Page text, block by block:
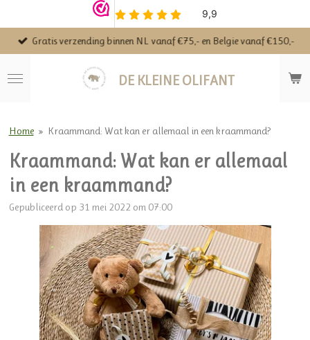
direct
naar
hoofdinhoud
DE KLEINE OLIFANT
Gratis verzending binnen NL vanaf €75,- en Belgie vanaf €150,-
Home » Kraammand: Wat kan er allemaal in een kraammand?
Kraammand: Wat kan er allemaal
in een kraammand?
Gepubliceerd op 31 mei 2022 om 07:00